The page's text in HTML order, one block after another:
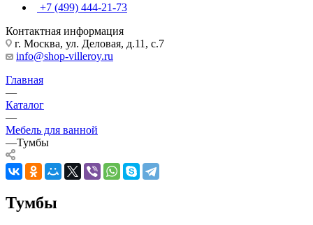
+7 (499) 444-21-73
Контактная информация
г. Москва, ул. Деловая, д.11, с.7
info@shop-villeroy.ru
Главная
—
Каталог
—
Мебель для ванной
—Тумбы
Тумбы